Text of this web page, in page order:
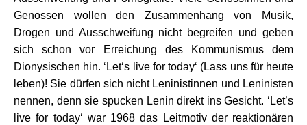
Genossen wollen den Zusammenhang von Musik,
Drogen und Ausschweifung nicht begreifen und geben
sich schon vor Erreichung des Kommunismus dem
Dionysischen hin. ‘Let‘s live for today‘ (Lass uns für heute
leben)! Sie dürfen sich nicht Leninistinnen und Leninisten
nennen, denn sie spucken Lenin direkt ins Gesicht. ‘Let’s
live for today‘ war 1968 das Leitmotiv der reaktionären